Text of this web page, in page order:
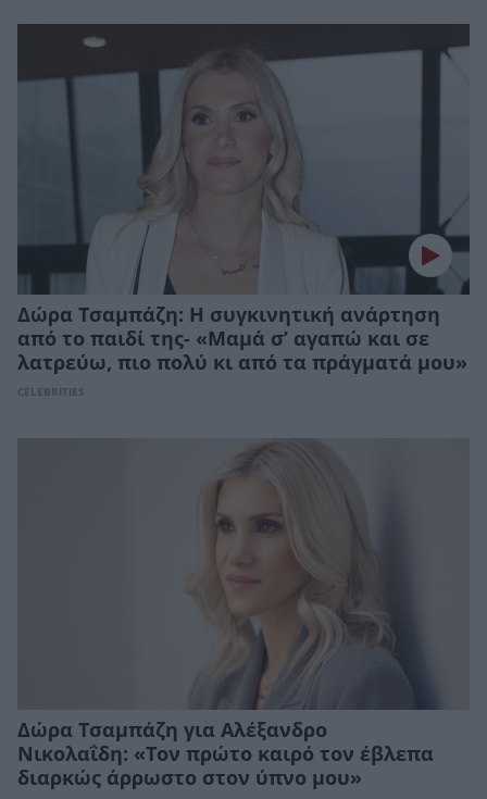
Δώρα Τσαμπάζη: H συγκινητική ανάρτηση
από το παιδί της- «Μαμά σ’ αγαπώ και σε
λατρεύω, πιο πολύ κι από τα πράγματά μου»
CELEBRITIES
Δώρα Τσαμπάζη για Αλέξανδρο
Νικολαΐδη: «Τον πρώτο καιρό τον έβλεπα
διαρκώς άρρωστο στον ύπνο μου»